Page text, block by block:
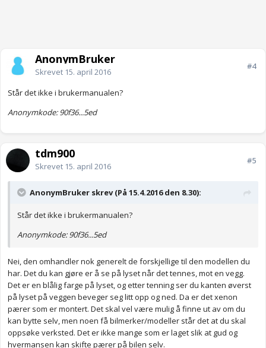
AnonymBruker
Skrevet 15. april 2016
#4
Står det ikke i brukermanualen?
Anonymkode: 90f36...5ed
tdm900
Skrevet 15. april 2016
#5
AnonymBruker skrev (På 15.4.2016 den 8.30):
Står det ikke i brukermanualen?
Anonymkode: 90f36...5ed
Nei, den omhandler nok generelt de forskjellige til den modellen du
har. Det du kan gjøre er å se på lyset når det tennes, mot en vegg.
Det er en blålig farge på lyset, og etter tenning ser du kanten øverst
på lyset på veggen beveger seg litt opp og ned. Da er det xenon
pærer som er montert. Det skal vel være mulig å finne ut av om du
kan bytte selv, men noen få bilmerker/modeller står det at du skal
oppsøke verksted. Det er ikke mange som er laget slik at gud og
hvermansen kan skifte pærer på bilen selv.